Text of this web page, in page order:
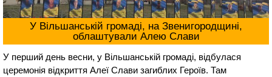
У Вільшанській громаді, на Звенигородщині,
облаштували Алею Слави
У перший день весни, у Вільшанській громаді, відбулася
церемонія відкриття Алеї Слави загиблих Героїв. Там